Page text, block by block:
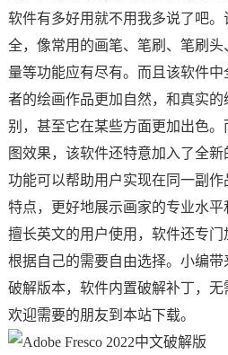
软件有多好用就不用我多说了吧
全，像常用的画笔、笔刷、笔刷
量等功能应有尽有。而且该软件
者的绘画作品更加自然，和真实
别，甚至它在某些方面更加出色
图效果，该软件还特意加入了全
功能可以帮助用户实现在同一副
特点，更好地展示画家的专业水
擅长英文的用户使用，软件还专
根据自己的需要自由选择。小编带
破解版本，软件内置破解补丁，无
欢迎需要的朋友到本站下载。